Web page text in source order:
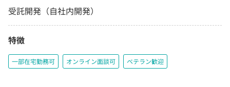
受託開発（自社内開発）
特徴
一部在宅勤務可 オンライン面談可 ベテラン歓迎